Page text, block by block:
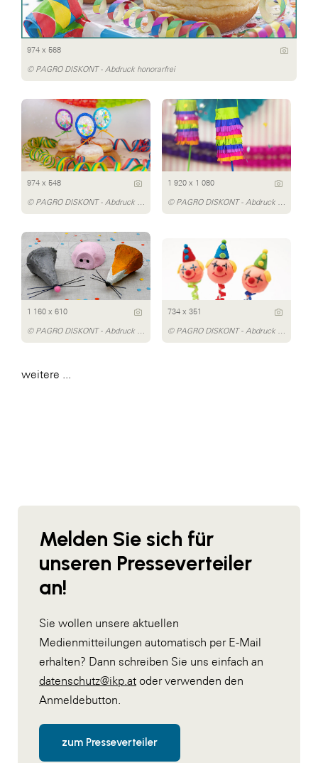
974 x 568
© PAGRO DISKONT - Abdruck honorarfrei
974 x 548 1 920 x 1 080
1 160 x 610 734 x 351
weitere ...
Melden Sie sich für
unseren Presseverteiler
an!
Sie wollen unsere aktuellen
Medienmitteilungen automatisch per E-Mail
erhalten? Dann schreiben Sie uns einfach an
datenschutz@ikp.at oder verwenden den
Anmeldebutton.
zum Presseverteiler